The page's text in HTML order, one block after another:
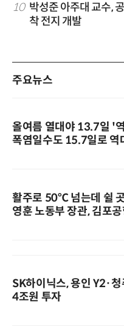
10 박성준 아주대 교수,
착 전지 개발
주요뉴스
올여름 열대야 13.7일 '
폭염일수도 15.7일로 역
활주로 50℃ 넘는데 쉴
영훈 노동부 장관, 김포
SK하이닉스, 용인 Y2·
4조원 투자